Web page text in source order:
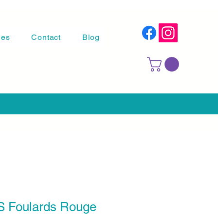
Contact Blog
Foulards Rouge